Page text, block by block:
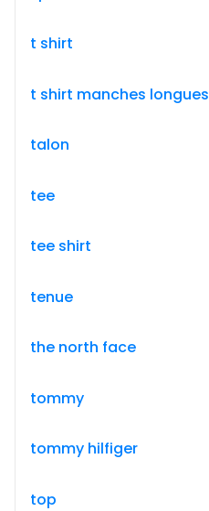
t shirt
t shirt manches longues
talon
tee
tee shirt
tenue
the north face
tommy
tommy hilfiger
top